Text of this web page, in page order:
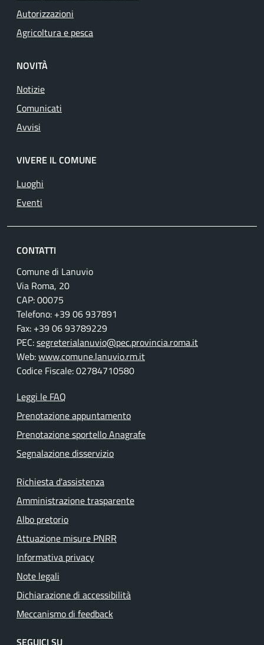
Autorizzazioni
Agricoltura e pesca
NOVITÀ
Notizie
Comunicati
Avvisi
VIVERE IL COMUNE
Luoghi
Eventi
CONTATTI
Comune di Lanuvio
Via Roma, 20
CAP: 00075
Telefono: +39 06 937891
Fax: +39 06 93789229
PEC:segreterialanuvio@pec.provincia.roma.it
Web:www.comune.lanuvio.rm.it
Codice Fiscale: 02784710580
Leggi le FAQ
Prenotazione appuntamento
Prenotazione sportello Anagrafe
Segnalazione disservizio
Richiesta d'assistenza
Amministrazione trasparente
Albo pretorio
Attuazione misure PNRR
Informativa privacy
Note legali
Dichiarazione di accessibilità
Meccanismo di feedback
SEGUICI SU